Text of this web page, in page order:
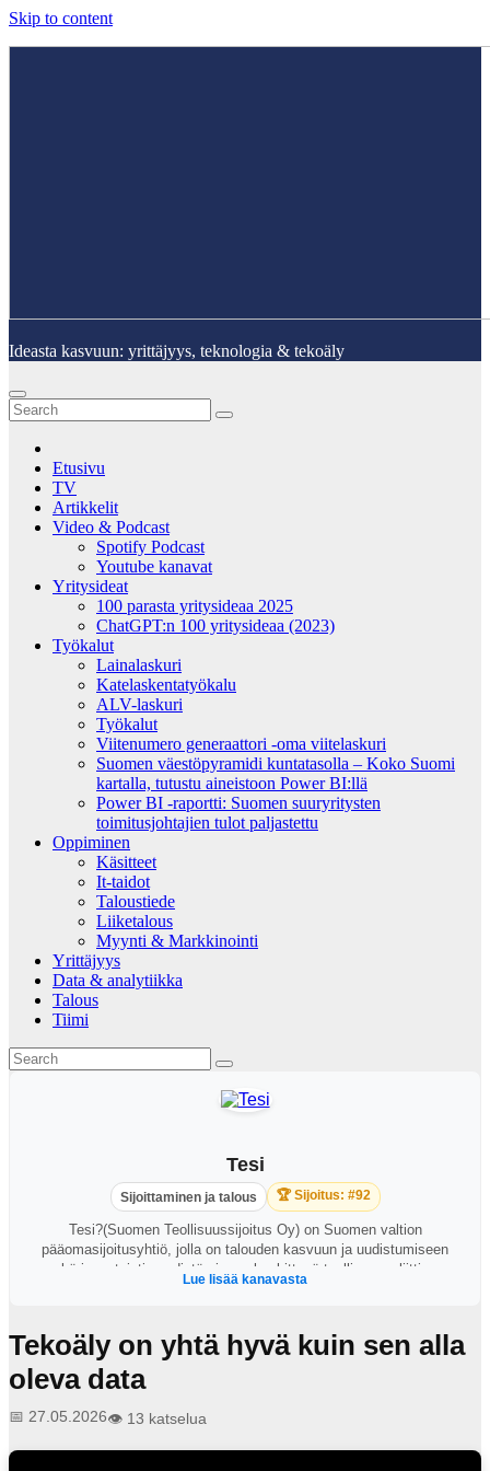
Skip to content
Ideasta kasvuun: yrittäjyys, teknologia & tekoäly
Etusivu
TV
Artikkelit
Video & Podcast
Spotify Podcast
Youtube kanavat
Yritysideat
100 parasta yritysideaa 2025
ChatGPT:n 100 yritysideaa (2023)
Työkalut
Lainalaskuri
Katelaskentatyökalu
ALV-laskuri
Työkalut
Viitenumero generaattori -oma viitelaskuri
Suomen väestöpyramidi kuntatasolla – Koko Suomi
kartalla, tutustu aineistoon Power BI:llä
Power BI -raportti: Suomen suuryritysten
toimitusjohtajien tulot paljastettu
Oppiminen
Käsitteet
It-taidot
Taloustiede
Liiketalous
Myynti & Markkinointi
Yrittäjyys
Data & analytiikka
Talous
Tiimi
Tesi
Sijoittaminen ja talous 🏆 Sijoitus: #92
Tesi?(Suomen Teollisuussijoitus Oy) on Suomen valtion
pääomasijoitusyhtiö, jolla on talouden kasvuun ja uudistumiseen
sekä investointien edistämiseen keskittyvä teollisuuspoliittinen
tehtävä.?Sijoitamme markkinaehtoisesti pääomasijoitusrahastoihin ja
Lue lisää kanavasta
Tekoäly on yhtä hyvä kuin sen alla
oleva data
📅 27.05.2026👁️ 13 katselua